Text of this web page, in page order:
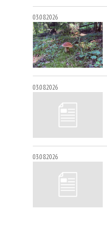
03.08.2026
03.08.2026
03.08.2026